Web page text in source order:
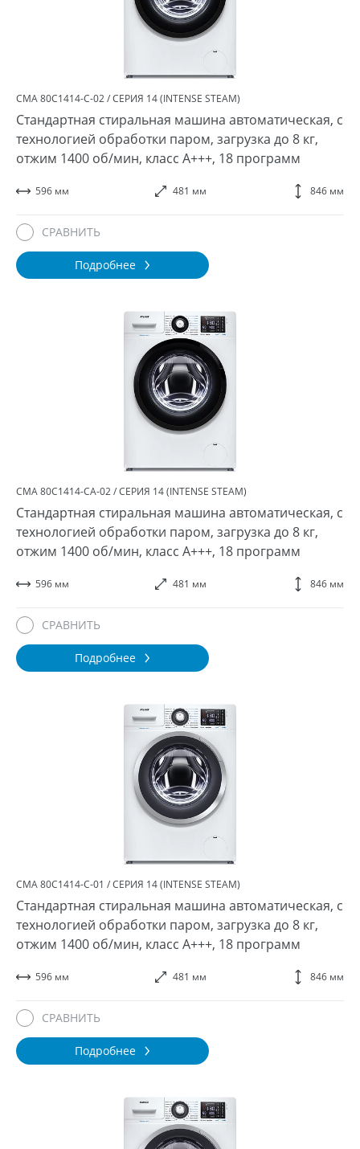
СМА 80С1414-С-02 / СЕРИЯ 14 (INTENSE STEAM)
Стандартная стиральная машина автоматическая, с
технологией обработки паром, загрузка до 8 кг,
отжим 1400 об/мин, класс A+++, 18 программ
596 мм 481 мм 846 мм
Подробнее
СРАВНИТЬ
СМА 80С1414-СA-02 / СЕРИЯ 14 (INTENSE STEAM)
Стандартная стиральная машина автоматическая, с
технологией обработки паром, загрузка до 8 кг,
отжим 1400 об/мин, класс A+++, 18 программ
596 мм 481 мм 846 мм
Подробнее
СРАВНИТЬ
СМА 80С1414-С-01 / СЕРИЯ 14 (INTENSE STEAM)
Стандартная стиральная машина автоматическая, с
технологией обработки паром, загрузка до 8 кг,
отжим 1400 об/мин, класс A+++, 18 программ
596 мм 481 мм 846 мм
Подробнее
СРАВНИТЬ